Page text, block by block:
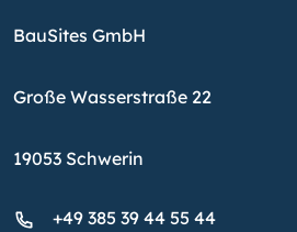
BauSites GmbH
Große Wasserstraße 22
19053 Schwerin
+49 385 39 44 55 44